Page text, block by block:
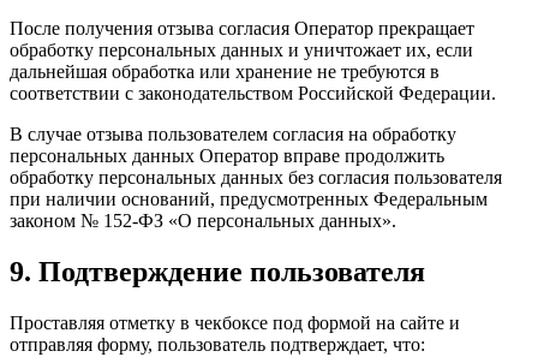
После получения отзыва согласия Оператор прекращает
обработку персональных данных и уничтожает их, если
дальнейшая обработка или хранение не требуются в
соответствии с законодательством Российской Федерации.
В случае отзыва пользователем согласия на обработку
персональных данных Оператор вправе продолжить
обработку персональных данных без согласия пользователя
при наличии оснований, предусмотренных Федеральным
законом № 152-ФЗ «О персональных данных».
9. Подтверждение пользователя
Проставляя отметку в чекбоксе под формой на сайте и
отправляя форму, пользователь подтверждает, что: